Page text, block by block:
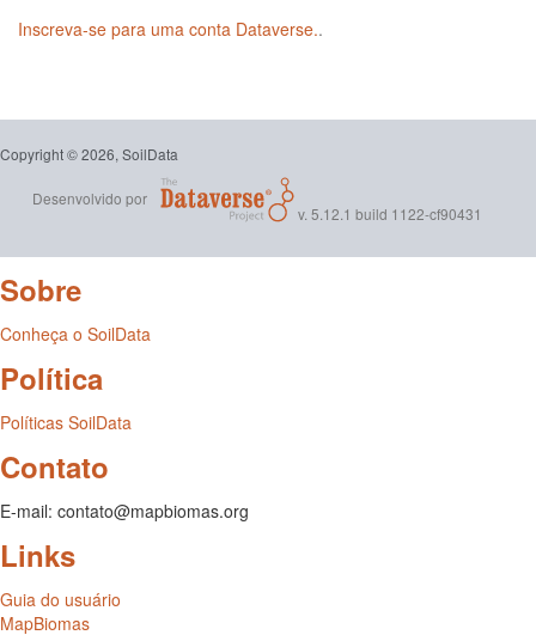
Inscreva-se para uma conta Dataverse..
Copyright © 2026, SoilData
Desenvolvido por
v. 5.12.1 build 1122-cf90431
Sobre
Conheça o SoilData
Política
Políticas SoilData
Contato
E-mail: contato@mapbiomas.org
Links
Guia do usuário
MapBiomas